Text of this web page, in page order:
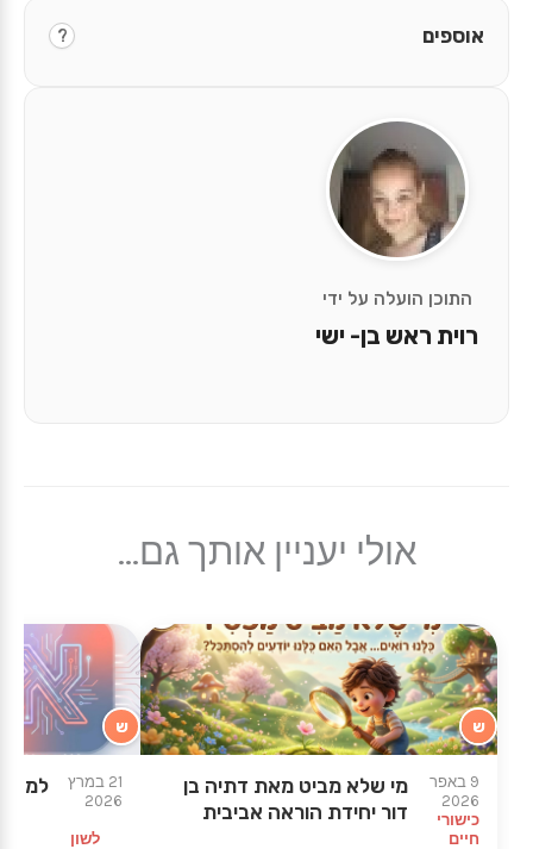
התוכן הועלה על ידי
רוית ראש בן- ישי
אוספים ?
אולי יעניין אותך גם...
ש
9 באפר
2026
כישורי
חיים
מי שלא מביט מאת דתיה בן
דור יחידת הוראה אביבית
ש
21 במרץ
2026
לשון
למה